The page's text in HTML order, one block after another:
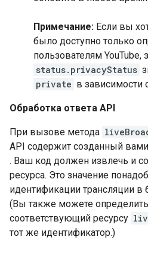
Примечание: Если вы
было доступно только
пользователям YouTube,
status.privacyStatus
private в зависимости
Обработка ответа API
При вызове метода
API содержит созданный
. Ваш код должен извлечь и
ресурса. Это значение
идентификации трансляции в
(Вы также можете определить
соответствующий ресурсу
тот же идентификатор.)